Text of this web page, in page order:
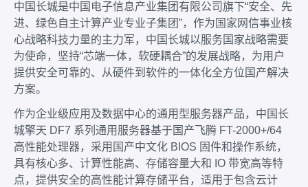
中国长城是中国电子信息产业集团有限公司旗下“安全、先
进、绿色自主计算产业专业子集团”，作为国家网信事业核
心战略科技力量的主力军，中国长城以服务国家战略需要
为使命，坚持“芯端一体，软硬耦合”的发展战略，为用户
提供安全可靠的、从硬件到软件的一体化全方位国产解决
方案。
作为企业级应用及数据中心的通用型服务器产品，中国长
城擎天 DF7 系列通用服务器基于国产飞腾 FT-2000+/64
高性能处理器，采用国产中文化 BIOS 固件和操作系统，
具有核心多、计算性能高、存储容量大和 IO 带宽高等特
点，提供安全的高性能计算存储平台，适用于包含云计